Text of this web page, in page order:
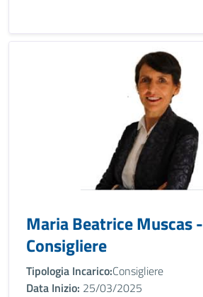
Maria Beatrice Muscas -
Consigliere
Tipologia Incarico:Consigliere
Data Inizio: 25/03/2025